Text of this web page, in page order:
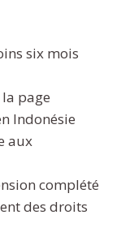
six mois
page
Indonésie
aux
complété
des droits